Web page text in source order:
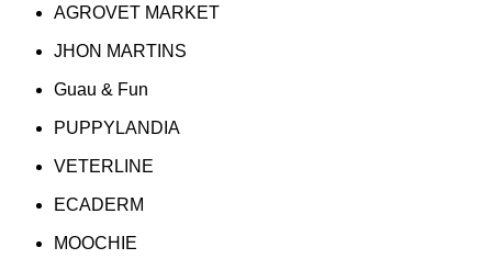
AGROVET MARKET
JHON MARTINS
Guau & Fun
PUPPYLANDIA
VETERLINE
ECADERM
MOOCHIE